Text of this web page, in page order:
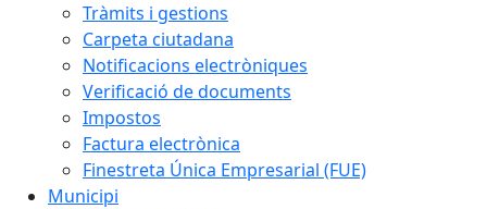
Tràmits i gestions
Carpeta ciutadana
Notificacions electròniques
Verificació de documents
Impostos
Factura electrònica
Finestreta Única Empresarial (FUE)
Municipi